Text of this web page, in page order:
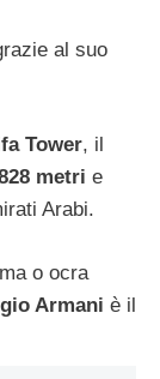
al suo
Tower, il
metri e
Arabi.
o ocra
Armani è il